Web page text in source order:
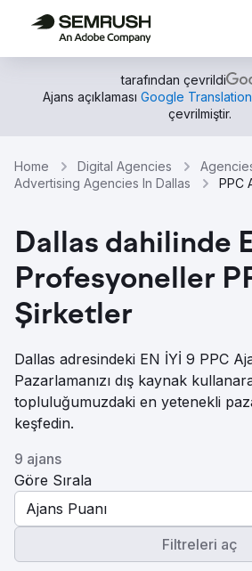
tarafından çevrildi
Ajans açıklaması Google Translation
çevrilmiştir.
Home Digital Agencies
Advertising Agencies In Dallas
PPC
Dallas dahilinde
Profesyoneller
Şirketler
Dallas adresindeki EN İYİ 9 PPC
Pazarlamanızı dış kaynak
topluluğumuzdaki en yetenekli
keşfedin.
9 ajans
Göre Sırala
Ajans Puanı
Filtreleri aç